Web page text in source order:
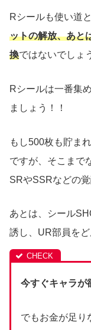
Rシールも使い道
ットの解放、あと
換ではないでしょ
Rシールは一番集
ましょう！！
もし500枚も貯ま
ですが、そこまで
SRやSSRなどの
あとは、シール
誘し、UR部員を
今すぐキャラが
でもお金が足り